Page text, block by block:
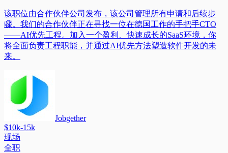
该职位由合作伙伴公司发布，该公司管理所有申请和后续步
骤。我们的合作伙伴正在寻找一位在德国工作的手把手CTO
——AI优先工程。加入一个盈利、快速成长的SaaS环境，你
将全面负责工程职能，并通过AI优先方法塑造软件开发的未
来。
Jobgether
$10k-15k
现场
全职